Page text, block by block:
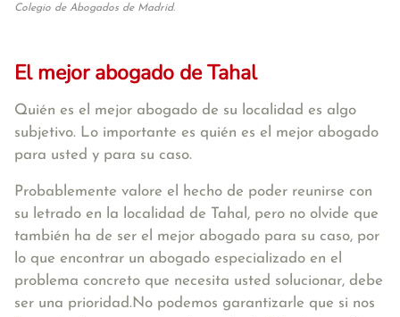
Colegio de Abogados de Madrid.
El mejor abogado de Tahal
Quién es el mejor abogado de su localidad es algo
subjetivo. Lo importante es quién es el mejor abogado
para usted y para su caso.
Probablemente valore el hecho de poder reunirse con
su letrado en la localidad de Tahal, pero no olvide que
también ha de ser el mejor abogado para su caso, por
lo que encontrar un abogado especializado en el
problema concreto que necesita usted solucionar, debe
ser una prioridad.No podemos garantizarle que si nos